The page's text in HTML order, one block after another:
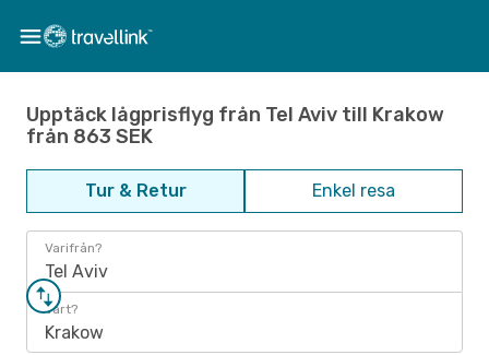
Upptäck lågprisflyg från Tel Aviv till Krakow
från 863 SEK
Tur & Retur Enkel resa
Varifrån?
Tel Aviv
Vart?
Krakow